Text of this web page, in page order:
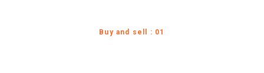
Buy and sell : 01